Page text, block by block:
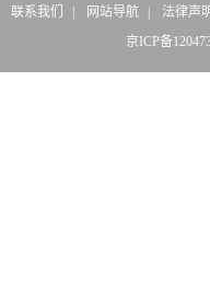
联系我们 网站导航
法律声
京ICP备